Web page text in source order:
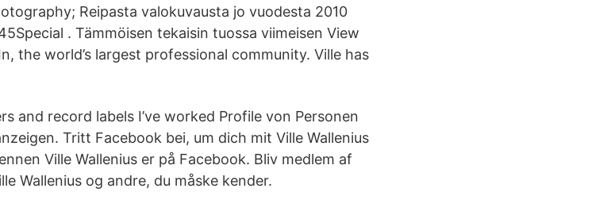
Reipasta valokuvausta jo vuodesta 2010
. Tämmöisen tekaisin tuossa viimeisen View
the world’s largest professional community. Ville has
and record labels I’ve worked Profile von Personen
Tritt Facebook bei, um dich mit Ville Wallenius
Ville Wallenius er på Facebook. Bliv medlem af
Wallenius og andre, du måske kender.